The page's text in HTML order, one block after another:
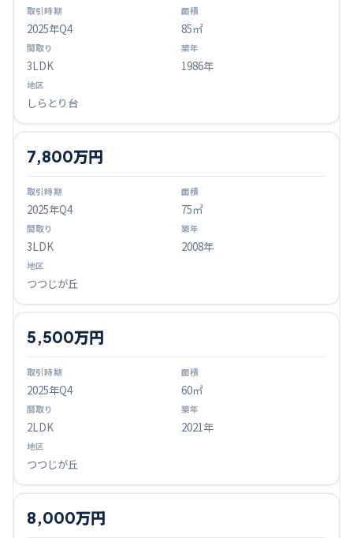
2025年Q4 85㎡
3LDK 1986年
しらとり台
2025年Q4
7,800万円
75㎡
3LDK 2008年
つつじが丘
2025年Q4
5,500万円
60㎡
2LDK 2021年
つつじが丘
8,000万円